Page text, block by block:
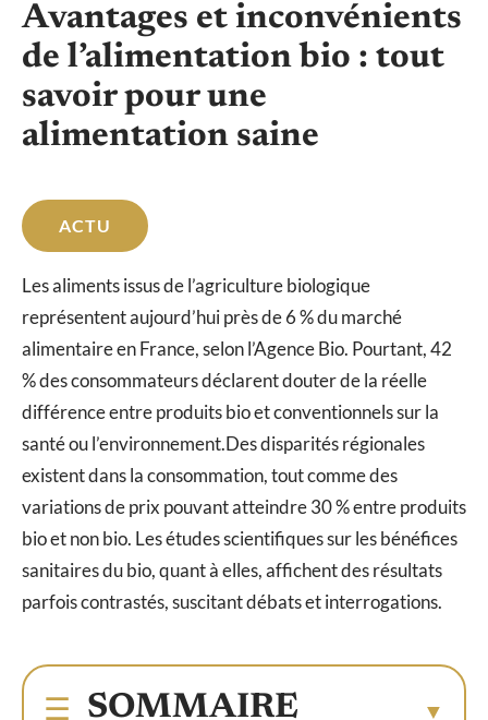
Avantages et inconvénients
de l’alimentation bio : tout
savoir pour une
alimentation saine
ACTU
Les aliments issus de l’agriculture biologique
représentent aujourd’hui près de 6 % du marché
alimentaire en France, selon l’Agence Bio. Pourtant, 42
% des consommateurs déclarent douter de la réelle
différence entre produits bio et conventionnels sur la
santé ou l’environnement.Des disparités régionales
existent dans la consommation, tout comme des
variations de prix pouvant atteindre 30 % entre produits
bio et non bio. Les études scientifiques sur les bénéfices
sanitaires du bio, quant à elles, affichent des résultats
parfois contrastés, suscitant débats et interrogations.
SOMMAIRE